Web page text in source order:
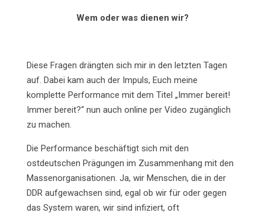
Wem oder was dienen wir?
Diese Fragen drängten sich mir in den letzten Tagen
auf. Dabei kam auch der Impuls, Euch meine
komplette Performance mit dem Titel „Immer bereit!
Immer bereit?“ nun auch online per Video zugänglich
zu machen.
Die Performance beschäftigt sich mit den
ostdeutschen Prägungen im Zusammenhang mit den
Massenorganisationen. Ja, wir Menschen, die in der
DDR aufgewachsen sind, egal ob wir für oder gegen
das System waren, wir sind infiziert, oft